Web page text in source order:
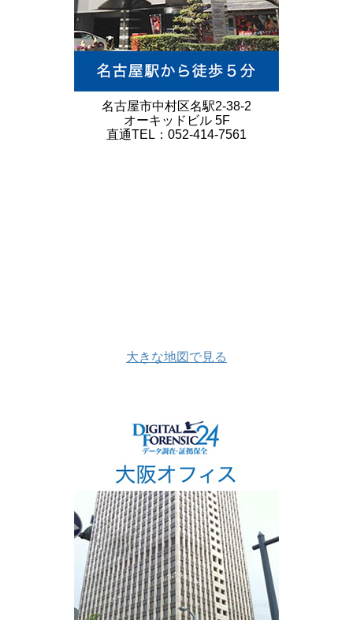
名古屋市中村区名駅2-38-2
オーキッドビル 5F
直通TEL：052-414-7561
大きな地図で見る